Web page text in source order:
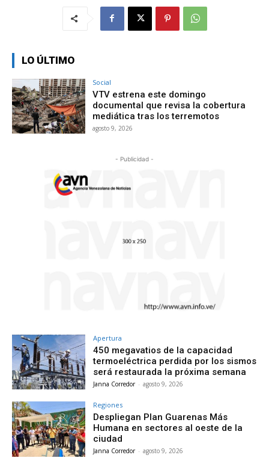
LO ÚLTIMO
Social
VTV estrena este domingo
documental que revisa la cobertura
mediática tras los terremotos
agosto 9, 2026
- Publicidad -
Apertura
450 megavatios de la capacidad
termoeléctrica perdida por los sismos
será restaurada la próxima semana
Janna Corredor - agosto 9, 2026
Regiones
Despliegan Plan Guarenas Más
Humana en sectores al oeste de la
ciudad
Janna Corredor - agosto 9, 2026